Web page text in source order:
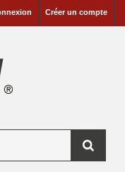
Créer un compte